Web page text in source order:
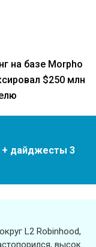
на базе Morpho
$250 млн
+ дайджесты 3
L2 Robinhood,
высок